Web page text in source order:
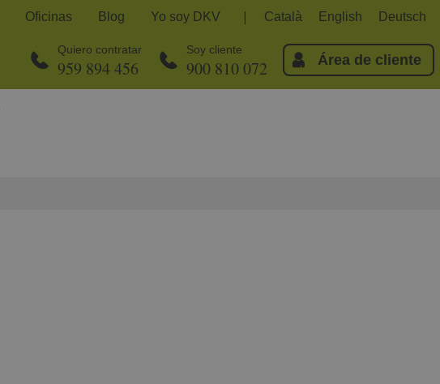
Oficinas Blog Yo soy DKV Català English Deutsch
Quiero contratar
959 894 456
Soy cliente
900 810 072 Área de cliente